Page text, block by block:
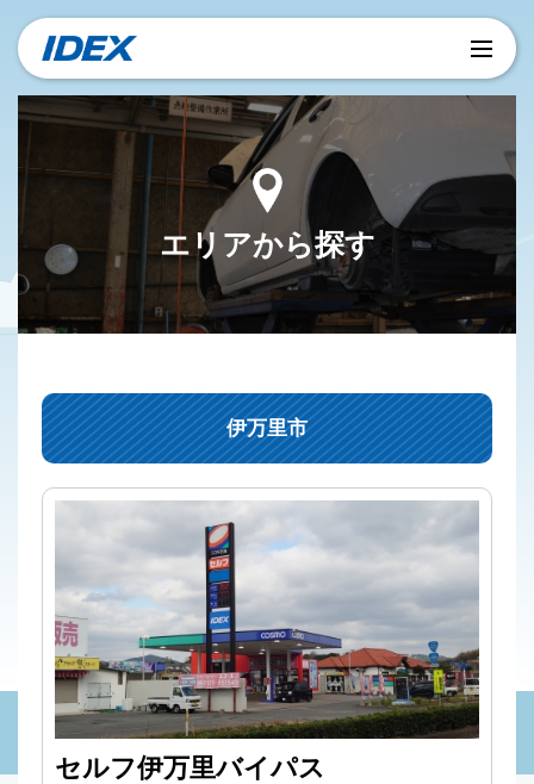
エリアから探す
伊万里市
セルフ伊万里バイパス